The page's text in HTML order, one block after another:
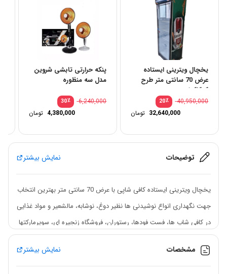
یخچال ویترینی ایستاده
عرض 70 سانتی متر طرح
کوکاکولا
٪20
40,950,000
32,640,000 تومان
پنکه حرارتی تابشی شروین
مدل سه منظوره
٪30
6,240,000
4,380,000 تومان
توضیحات نمایش بیشتر
یخچال ویترینی ایستاده کافی شاپی با عرض 70 سانتی متر بهترین انتخاب
جهت نگهداری انواع نوشیدنی ها نظیر دوغ، نوشابه، مالشعیر و مواد غذایی
در کافی شاپ ها، فست فودها، رستوران، فروشگاه زنجیره ای، سوپرمارکتها
و اماکن عمومی می‌باشد. یخچال های ایستاده با داشتن نورپردازی در
داخل طبقات با استفاده از لامپ های SMD و رنگ بندی مختلف به همراه
مشخصات نمایش بیشتر